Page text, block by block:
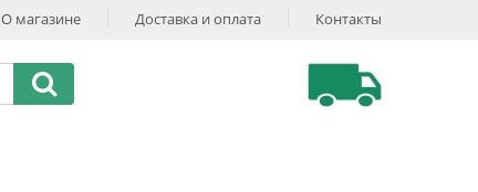
О магазине Доставка и оплата Контакты